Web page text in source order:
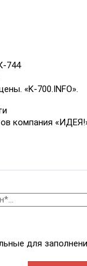
744
«K-700.INFO».
компания
для